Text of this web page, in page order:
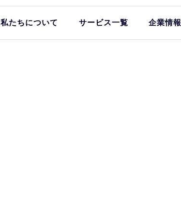
私たちについて サービス一覧 企業情報